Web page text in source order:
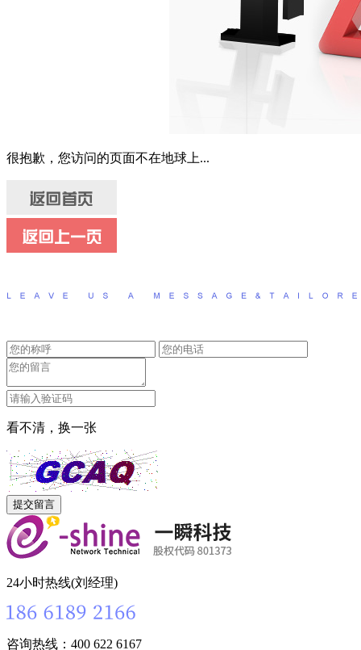
很抱歉，您访问的页面不在地球上...
看不清，换一张
24小时热线(刘经理)
咨询热线：400 622 6167